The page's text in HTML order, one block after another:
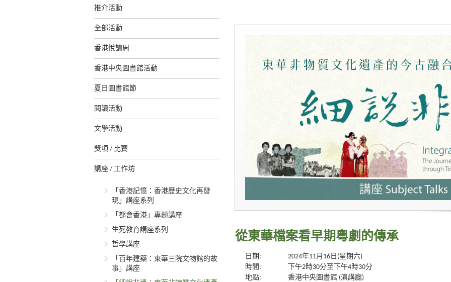
推介活動
全部活動
香港悅讀周
香港中央圖書館活動
夏日圖書館節
閱讀活動
文學活動
獎項 / 比賽
講座 / 工作坊
「香港記憶：香港歷史文化再發
現」講座系列
「都會香港」專題講座
生死教育講座系列
哲學講座
「百年建築：東華三院文物館的故
事」講座
從東華檔案看早期粵劇的傳承
日期:
2024年11月16日(星期六)
時間:
下午2時30分至下午4時30分
地點:
香港中央圖書館 (演講廳)